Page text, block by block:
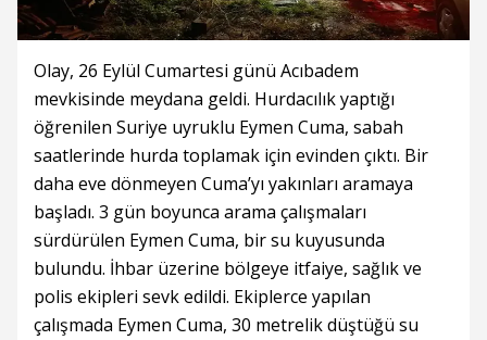
Olay, 26 Eylül Cumartesi günü Acıbadem
mevkisinde meydana geldi. Hurdacılık yaptığı
öğrenilen Suriye uyruklu Eymen Cuma, sabah
saatlerinde hurda toplamak için evinden çıktı. Bir
daha eve dönmeyen Cuma’yı yakınları aramaya
başladı. 3 gün boyunca arama çalışmaları
sürdürülen Eymen Cuma, bir su kuyusunda
bulundu. İhbar üzerine bölgeye itfaiye, sağlık ve
polis ekipleri sevk edildi. Ekiplerce yapılan
çalışmada Eymen Cuma, 30 metrelik düştüğü su